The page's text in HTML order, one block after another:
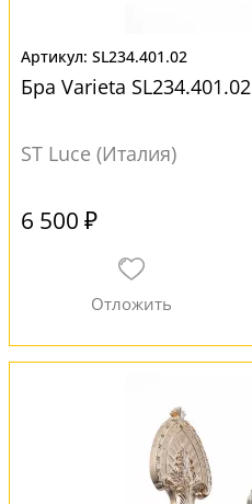
SL234.401.02
Бра Varieta SL234.401.02
ST Luce (Италия)
6 500 ₽